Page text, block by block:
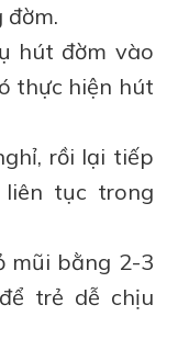
đờm.
hút đờm vào
thực hiện hút
rồi lại tiếp
tục trong
mũi bằng 2-3
trẻ dễ chịu